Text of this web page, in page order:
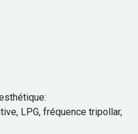
LPG, fréquence tripollar,